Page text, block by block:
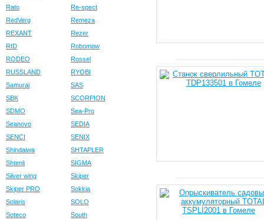
Rato
Re-spect
RedVerg
Remeza
REXANT
Rezer
RID
Robomow
RODEO
Rossel
RUSSLAND
RYOBI
Samurai
SAS
SBK
SCORPION
SDMO
Sea-Pro
Seanovo
SEDIA
SENCI
SENIX
Shindaiwa
SHTAPLER
Shtenli
SIGMA
Silver wing
Skiper
Skiper PRO
Sokkia
Solaris
SOLO
Soteco
South